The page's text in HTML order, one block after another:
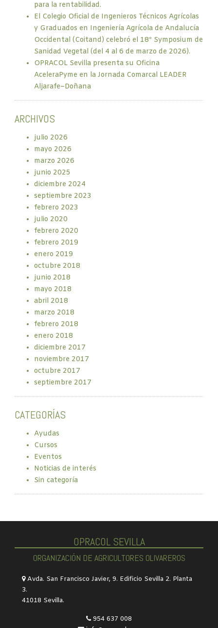
para la rentabilidad.
El Colegio Oficial de Ingenieros Técnicos Agrícolas
y Graduados en Ingeniería Agrícola de Andalucía
Occidental (Coitand) celebró el 18º Symposium de
Sanidad Vegetal (del 4 al 6 de marzo de 2026).
OPRACOL Sevilla presenta su Oficina
AceleraPyme en la Jornada Comarcal LEADER
Aljarafe–Doñana
ARCHIVOS
julio 2026
mayo 2026
marzo 2026
junio 2025
diciembre 2024
septiembre 2023
febrero 2023
julio 2020
febrero 2020
febrero 2019
enero 2019
octubre 2018
junio 2018
mayo 2018
abril 2018
marzo 2018
febrero 2018
enero 2018
diciembre 2017
noviembre 2017
octubre 2017
septiembre 2017
CATEGORÍAS
Ayudas
Cursos
Eventos
Noticias de interés
Sin categoría
OPRACOL SEVILLA
ORGANIZACIÓN DE AGRICULTORES OLIVAREROS
Avda. San Francisco Javier, 9. Edificio Sevilla 2. Planta
3.
41018 Sevilla.
954 637 008